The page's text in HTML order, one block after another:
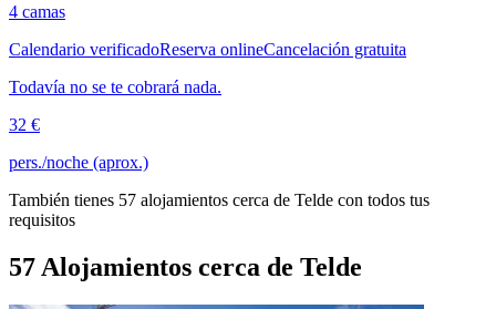
4 camas
Calendario verificadoReserva onlineCancelación gratuita
Todavía no se te cobrará nada.
32 €
pers./noche (aprox.)
También tienes 57 alojamientos cerca de Telde con todos tus
requisitos
57 Alojamientos cerca de Telde